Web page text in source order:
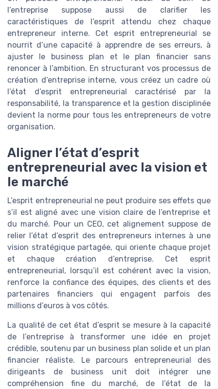
l’entreprise suppose aussi de clarifier les
caractéristiques de l’esprit attendu chez chaque
entrepreneur interne. Cet esprit entrepreneurial se
nourrit d’une capacité à apprendre de ses erreurs, à
ajuster le business plan et le plan financier sans
renoncer à l’ambition. En structurant vos processus de
création d’entreprise interne, vous créez un cadre où
l’état d’esprit entrepreneurial caractérisé par la
responsabilité, la transparence et la gestion disciplinée
devient la norme pour tous les entrepreneurs de votre
organisation.
Aligner l’état d’esprit
entrepreneurial avec la vision et
le marché
L’esprit entrepreneurial ne peut produire ses effets que
s’il est aligné avec une vision claire de l’entreprise et
du marché. Pour un CEO, cet alignement suppose de
relier l’état d’esprit des entrepreneurs internes à une
vision stratégique partagée, qui oriente chaque projet
et chaque création d’entreprise. Cet esprit
entrepreneurial, lorsqu’il est cohérent avec la vision,
renforce la confiance des équipes, des clients et des
partenaires financiers qui engagent parfois des
millions d’euros à vos côtés.
La qualité de cet état d’esprit se mesure à la capacité
de l’entreprise à transformer une idée en projet
crédible, soutenu par un business plan solide et un plan
financier réaliste. Le parcours entrepreneurial des
dirigeants de business unit doit intégrer une
compréhension fine du marché, de l’état de la